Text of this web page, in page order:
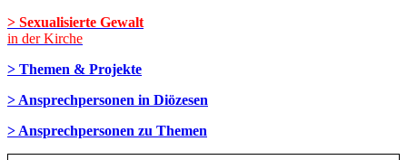
> Sexualisierte Gewalt
in der Kirche
> Themen & Projekte
> Ansprechpersonen in Diözesen
> Ansprechpersonen zu Themen